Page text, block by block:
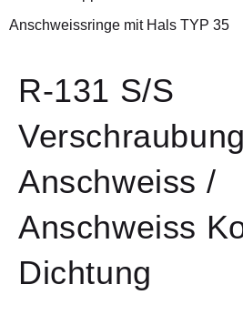
Anschweissringe mit Hals TYP 35
R-131 S/S
Anschweiss /
Anschweiss
Dichtung